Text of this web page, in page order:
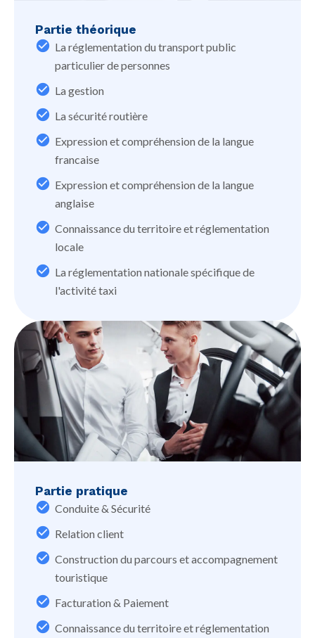
Partie théorique
La réglementation du transport public
particulier de personnes
La gestion
La sécurité routière
Expression et compréhension de la langue
francaise
Expression et compréhension de la langue
anglaise
Connaissance du territoire et réglementation
locale
La réglementation nationale spécifique de
l'activité taxi
Partie pratique
Conduite & Sécurité
Relation client
Construction du parcours et accompagnement
touristique
Facturation & Paiement
Connaissance du territoire et réglementation